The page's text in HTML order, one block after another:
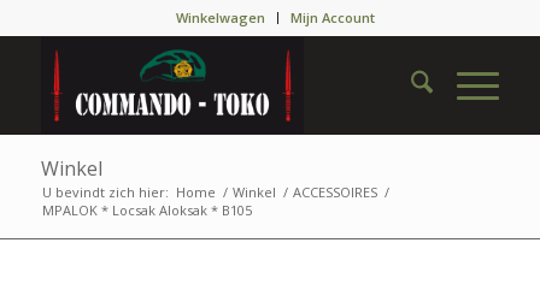
Winkelwagen Mijn Account
Winkel
U bevindt zich hier: Home / Winkel / ACCESSOIRES /
MPALOK * Locsak Aloksak * B105